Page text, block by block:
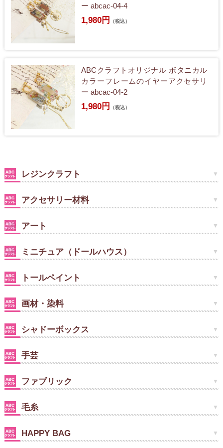
ー abcac-04-4
1,980円 （税込）
ABCクラフトオリジナル ボタニカル
カラーフレームのイヤーアクセサリ
ー abcac-04-2
1,980円 （税込）
レジンクラフト
アクセサリー材料
アート
ミニチュア（ドールハウス）
トールペイント
画材・染料
シャドーボックス
手芸
ファブリック
毛糸
HAPPY BAG